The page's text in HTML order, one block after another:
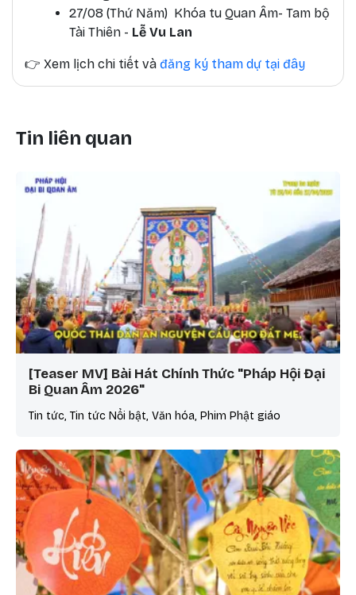
27/08 (Thứ Năm) Khóa tu Quan Âm- Tam bộ
Tài Thiên - Lễ Vu Lan
👉 Xem lịch chi tiết và đăng ký tham dự tại đây
Tin liên quan
[Teaser MV] Bài Hát Chính Thức "Pháp Hội Đại
Bi Quan Âm 2026"
Tin tức, Tin tức Nổi bật, Văn hóa, Phim Phật giáo